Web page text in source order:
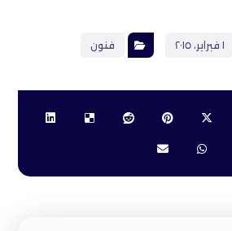
١ فبراير، ٢٠١٥ فنون